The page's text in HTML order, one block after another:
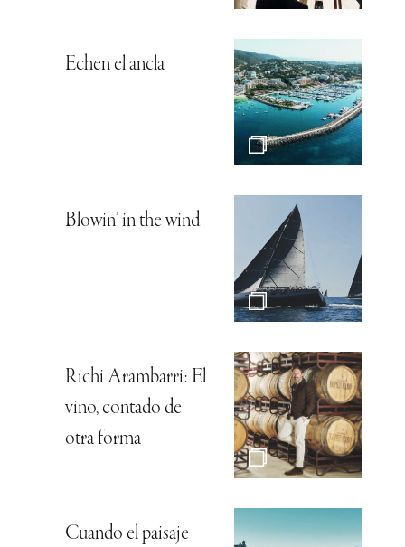
Echen el ancla
Blowin’ in the wind
Richi Arambarri: El
vino, contado de
otra forma
Cuando el paisaje